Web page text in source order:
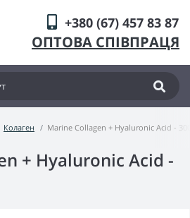
+380 (67) 457 83 87
ОПТОВА СПІВПРАЦЯ
Колаген Marine Collagen + Hyaluronic Acid -
+ Hyaluronic Acid -